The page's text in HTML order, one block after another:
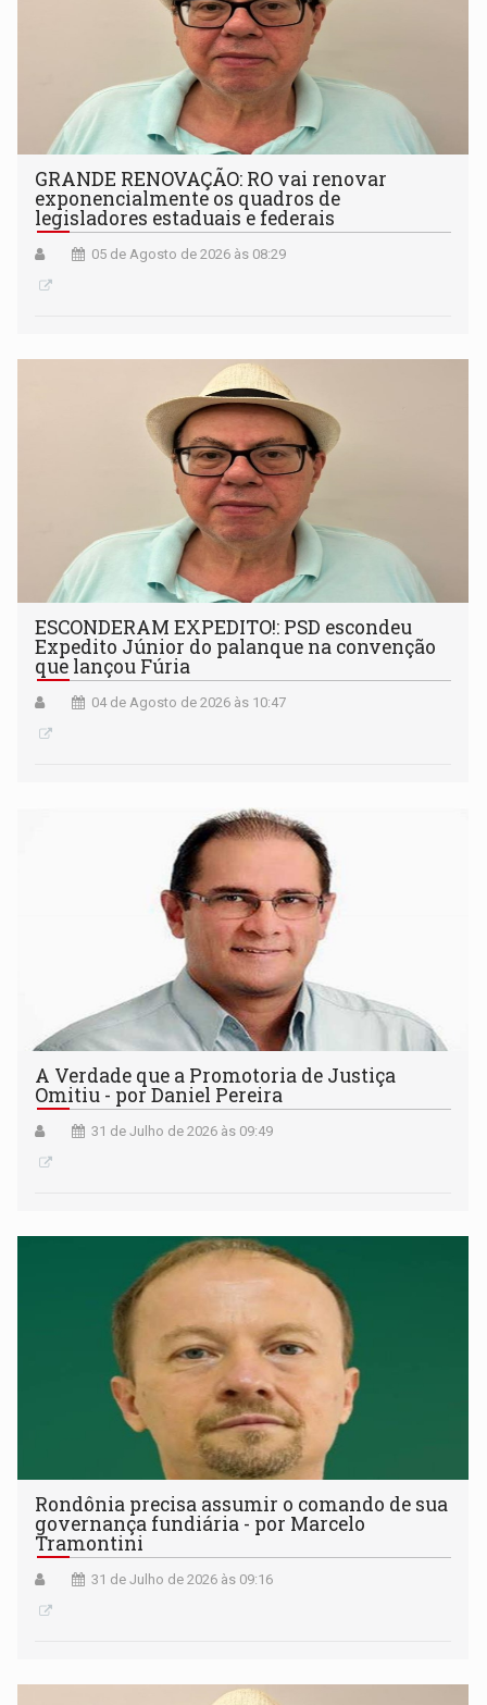
GRANDE RENOVAÇÃO: RO vai renovar
exponencialmente os quadros de
legisladores estaduais e federais
05 de Agosto de 2026 às 08:29
ESCONDERAM EXPEDITO!: PSD escondeu
Expedito Júnior do palanque na convenção
que lançou Fúria
04 de Agosto de 2026 às 10:47
A Verdade que a Promotoria de Justiça
Omitiu - por Daniel Pereira
31 de Julho de 2026 às 09:49
Rondônia precisa assumir o comando de sua
governança fundiária - por Marcelo
Tramontini
31 de Julho de 2026 às 09:16